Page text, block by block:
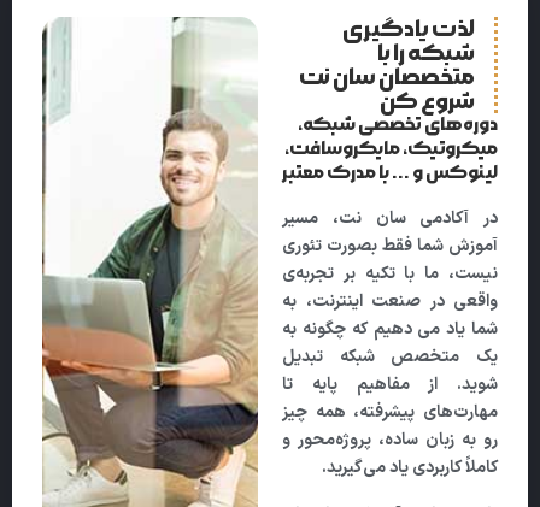
لذت یادگیری
شبکه را با
متخصصان سان‌ نت
شروع کن
دوره‌های تخصصی شبکه،
میکروتیک، مایکروسافت،
لینوکس و ... با مدرک معتبر
در آکادمی سان‌ نت، مسیر
آموزش شما فقط بصورت تئوری
نیست، ما با تکیه بر تجربه‌ی
واقعی در صنعت اینترنت، به
شما یاد می دهیم که چگونه به
یک متخصص شبکه تبدیل
شوید. از مفاهیم پایه تا
مهارت‌های پیشرفته، همه چیز
رو به زبان ساده، پروژه‌محور و
کاملاً کاربردی یاد می‌گیرید.